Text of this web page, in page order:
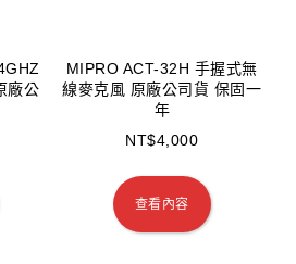
廠公
MIPRO ACT-32H 手握式無
線麥克風 原廠公司貨 保固一
年
NT$4,000
查看內容